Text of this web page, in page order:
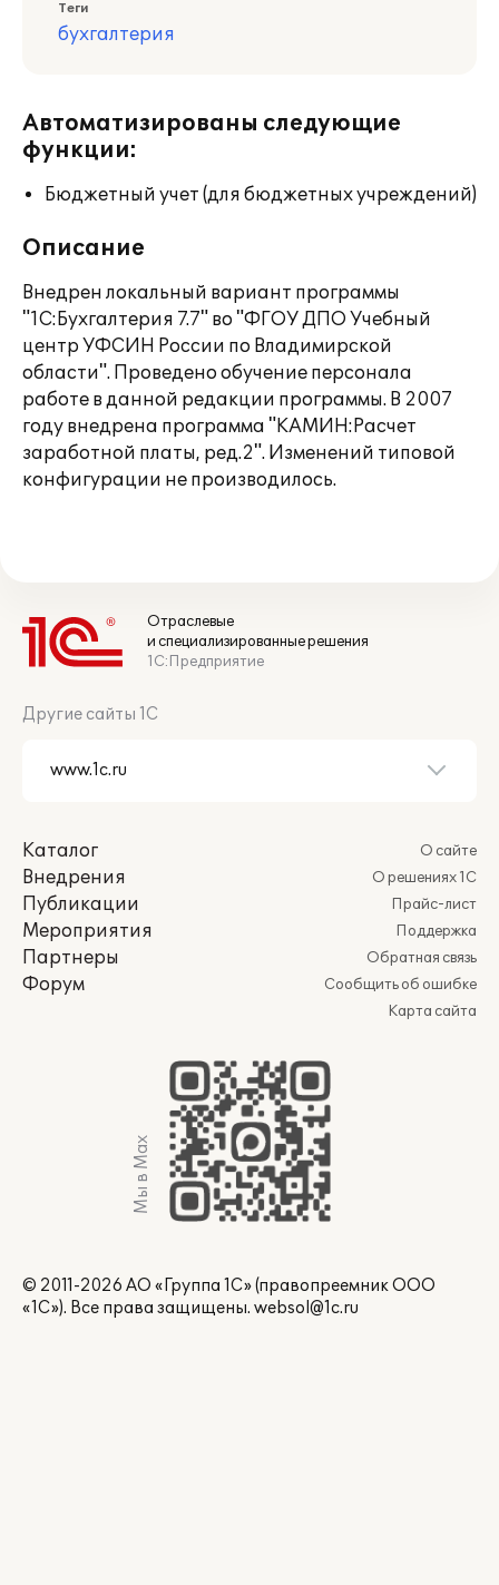
Теги
бухгалтерия
Автоматизированы следующие
функции:
Бюджетный учет (для бюджетных учреждений)
Описание
Внедрен локальный вариант программы
"1С:Бухгалтерия 7.7" во "ФГОУ ДПО Учебный
центр УФСИН России по Владимирской
области". Проведено обучение персонала
работе в данной редакции программы. В 2007
году внедрена программа "КАМИН:Расчет
заработной платы, ред.2". Изменений типовой
конфигурации не производилось.
Отраслевые
и специализированные решения
1С:Предприятие
Другие сайты 1С
Каталог
Внедрения
Публикации
Мероприятия
Партнеры
Форум
О сайте
О решениях 1С
Прайс-лист
Поддержка
Обратная связь
Сообщить об ошибке
Карта сайта
Мы в Max
© 2011-2026 АО «Группа 1С» (правопреемник ООО
«1С»). Все права защищены. websol@1c.ru